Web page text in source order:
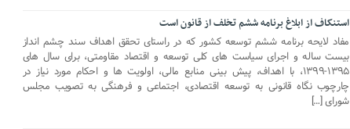
استنکاف از ابلاغ برنامه ششم تخلف از قانون است
مفاد لایحه برنامه ششم توسعه کشور که در راستای تحقق اهداف سند چشم انداز
بیست ساله و اجرای سیاست های کلی توسعه و اقتصاد مقاومتی، برای سال های
۱۳۹۵-۱۳۹۹، با اهداف، پیش بینی منابع مالی، اولویت ها و احکام مورد نیاز در
چارچوب نگاه قانونی به توسعه اقتصادی، اجتماعی و فرهنگی به تصویب مجلس
شورای […]